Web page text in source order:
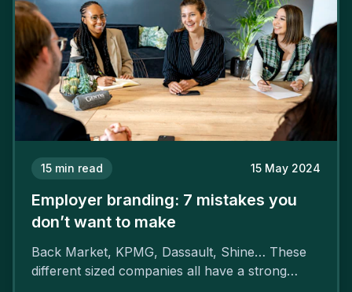
15 min read 15 May 2024
Employer branding: 7 mistakes you
don’t want to make
Back Market, KPMG, Dassault, Shine… These
different sized companies all have a strong